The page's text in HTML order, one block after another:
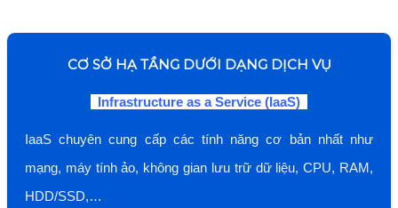
CƠ SỞ HẠ TẦNG DƯỚI DẠNG DỊCH VỤ
Infrastructure as a Service (IaaS)
IaaS chuyên cung cấp các tính năng cơ bản nhất như
mạng, máy tính ảo, không gian lưu trữ dữ liệu, CPU, RAM,
HDD/SSD,…